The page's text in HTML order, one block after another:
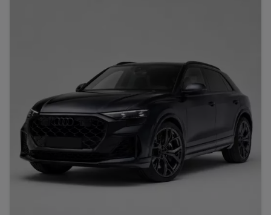
Rolls Royce Aston Martin
Maserati